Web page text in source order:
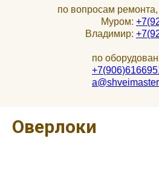
по вопросам
Муром:
Владимир:
по
Оверлоки